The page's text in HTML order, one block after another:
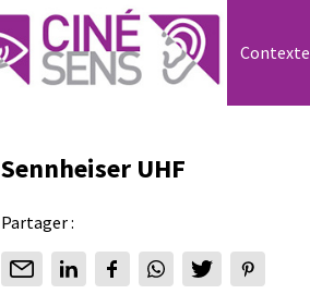
Contexte
Sennheiser UHF
Partager :